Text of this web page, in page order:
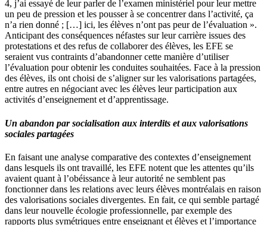
4, j’ai essayé de leur parler de l’examen ministériel pour leur mettre
un peu de pression et les pousser à se concentrer dans l’activité, ça
n’a rien donné ; […] ici, les élèves n’ont pas peur de l’évaluation ».
Anticipant des conséquences néfastes sur leur carrière issues des
protestations et des refus de collaborer des élèves, les EFE se
seraient vus contraints d’abandonner cette manière d’utiliser
l’évaluation pour obtenir les conduites souhaitées. Face à la pression
des élèves, ils ont choisi de s’aligner sur les valorisations partagées,
entre autres en négociant avec les élèves leur participation aux
activités d’enseignement et d’apprentissage.
Un abandon par socialisation aux interdits et aux valorisations
sociales partagées
En faisant une analyse comparative des contextes d’enseignement
dans lesquels ils ont travaillé, les EFE notent que les attentes qu’ils
avaient quant à l’obéissance à leur autorité ne semblent pas
fonctionner dans les relations avec leurs élèves montréalais en raison
des valorisations sociales divergentes. En fait, ce qui semble partagé
dans leur nouvelle écologie professionnelle, par exemple des
rapports plus symétriques entre enseignant et élèves et l’importance